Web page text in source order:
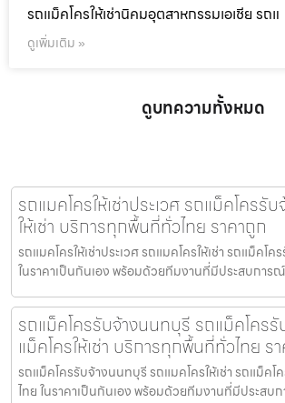
รถแม็คโครให้เช่านิคมอุตสาหกรรมเอเชีย รถแ
ดูเพิ่มเติม »
ดูบทความทั้งหมด
รถแมคโครให้เช่าประเวศ รถแม็คโครรั
ให้เช่า บริการทุกพื้นที่ทั่วไทย ราคาถูก
รถแมคโครให้เช่าประเวศ รถแมคโครให้เช่า รถแม็คโ
ในราคาเป็นกันเอง พร้อมด้วยทีมงานที่มีประสบการ
รถแม็คโครรับจ้างนนทบุรี รถแม็คโครรั
แม็คโครให้เช่า บริการทุกพื้นที่ทั่วไทย ร
รถแม็คโครรับจ้างนนทบุรี รถแมคโครให้เช่า รถแม็คโ
ไทย ในราคาเป็นกันเอง พร้อมด้วยทีมงานที่มีประสบ